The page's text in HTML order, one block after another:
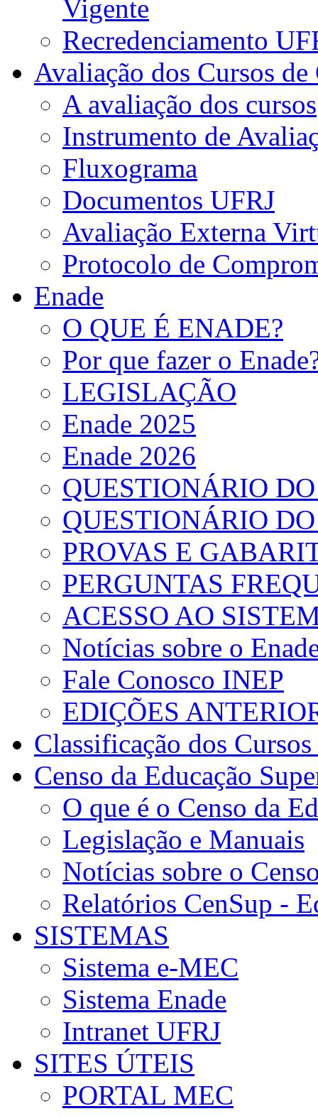
Vigente
Recredenciamento
Avaliação dos Cursos de
A avaliação dos cursos
Instrumento de
Fluxograma
Documentos UFRJ
Avaliação Externa
Protocolo de
Enade
O QUE É ENADE?
Por que fazer o
LEGISLAÇÃO
Enade 2025
Enade 2026
QUESTIONÁRIO
QUESTIONÁRIO
PROVAS E
PERGUNTAS
ACESSO AO
Notícias sobre o
Fale Conosco INEP
EDIÇÕES
Classificação dos
Censo da Educação
O que é o Censo da
Legislação e Manuais
Notícias sobre o
Relatórios CenSup -
SISTEMAS
Sistema e-MEC
Sistema Enade
Intranet UFRJ
SITES ÚTEIS
PORTAL MEC